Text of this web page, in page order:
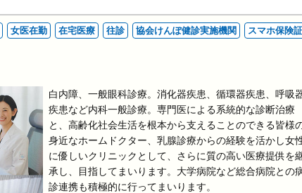
女医在勤 在宅医療 往診 協会けんぽ健診実施機関 スマホ保険証
白内障、一般眼科診療。消化器疾患、循環器疾患、呼吸
疾患など内科一般診療。専門医による系統的な診断治療
と、高齢化社会生活を根本から支えることのできる皆様
身近なホームドクター、乳腺診療からの経験を活かし女
に優しいクリニックとして、さらに質の高い医療提供を
承し、目指してまいります。大学病院など総合病院との
診連携も積極的に行ってまいります。